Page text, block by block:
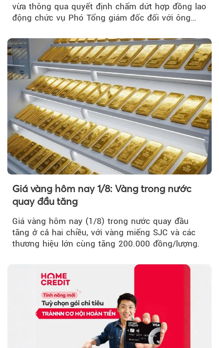
vừa thông qua quyết định chấm dứt hợp đồng lao
động chức vụ Phó Tổng giám đốc đối với ông
Giá vàng hôm nay 1/8: Vàng trong nước
quay đầu tăng
Giá vàng hôm nay (1/8) trong nước quay đầu
tăng ở cả hai chiều, với vàng miếng SJC và các
thương hiệu lớn cùng tăng 200.000 đồng/lượng.